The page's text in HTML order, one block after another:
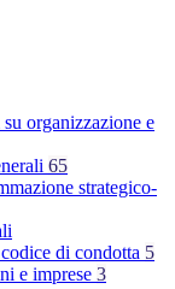
organizzazione e
65
strategico-
di condotta 5
e imprese 3